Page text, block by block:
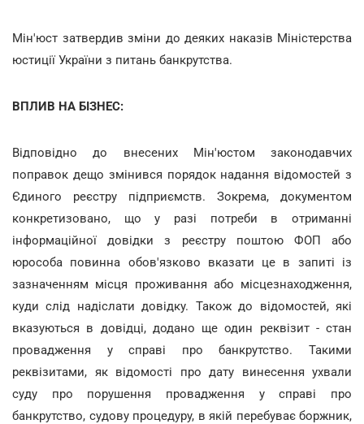
Мін'юст затвердив зміни до деяких наказів Міністерства
юстиції України з питань банкрутства.
ВПЛИВ НА БІЗНЕС:
Відповідно до внесених Мін'юстом законодавчих
поправок дещо змінився порядок надання відомостей з
Єдиного реєстру підприємств. Зокрема, документом
конкретизовано, що у разі потреби в отриманні
інформаційної довідки з реєстру поштою ФОП або
юрособа повинна обов'язково вказати це в запиті із
зазначенням місця проживання або місцезнаходження,
куди слід надіслати довідку. Також до відомостей, які
вказуються в довідці, додано ще один реквізит - стан
провадження у справі про банкрутство. Такими
реквізитами, як відомості про дату винесення ухвали
суду про порушення провадження у справі про
банкрутство, судову процедуру, в якій перебуває боржник,